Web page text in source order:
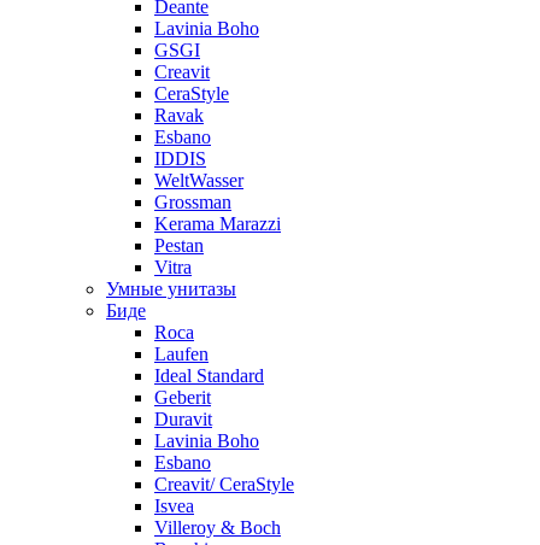
Deante
Lavinia Boho
GSGI
Creavit
CeraStyle
Ravak
Esbano
IDDIS
WeltWasser
Grossman
Kerama Marazzi
Pestan
Vitra
Умные унитазы
Биде
Roca
Laufen
Ideal Standard
Geberit
Duravit
Lavinia Boho
Esbano
Creavit/ CeraStyle
Isvea
Villeroy & Boch